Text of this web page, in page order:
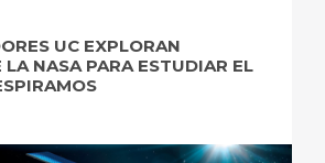
UC EXPLORAN
LA NASA PARA ESTUDIAR EL